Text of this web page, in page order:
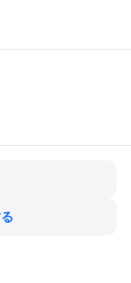
います。
を接続していま
でルータ不要と
檻）をお持ちと